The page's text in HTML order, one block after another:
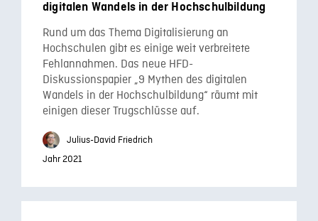
digitalen Wandels in der Hochschulbildung
Rund um das Thema Digitalisierung an
Hochschulen gibt es einige weit verbreitete
Fehlannahmen. Das neue HFD-
Diskussionspapier „9 Mythen des digitalen
Wandels in der Hochschulbildung“ räumt mit
einigen dieser Trugschlüsse auf.
Julius-David Friedrich
Jahr 2021